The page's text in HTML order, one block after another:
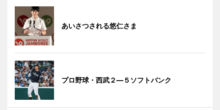
あいさつされる悠仁さま
プロ野球・西武２―５ソフトバンク